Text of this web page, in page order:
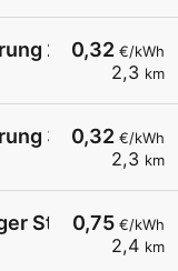
0,32 €/kWh
2,3 km
2
0,32 €/kWh
2,3 km
3
0,75 €/kWh
2,4 km
Str.